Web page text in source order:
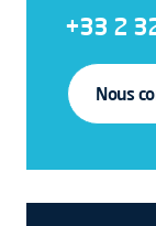
+33 2
Nous